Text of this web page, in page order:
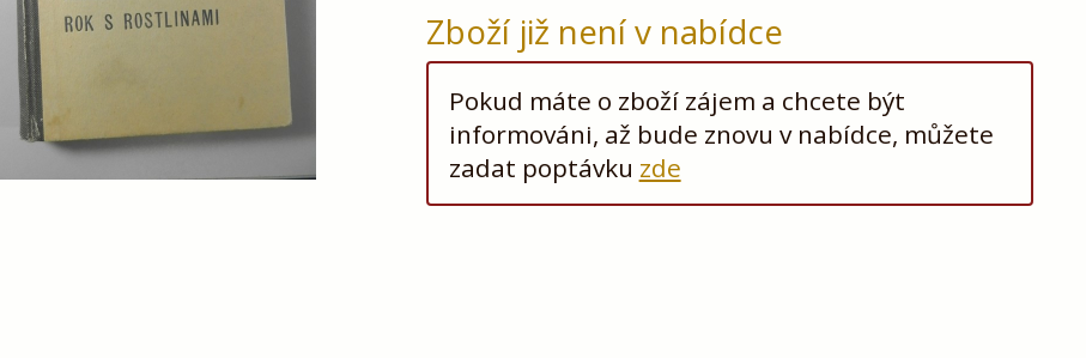
Zboží již není v nabídce
Pokud máte o zboží zájem a chcete být
informováni, až bude znovu v nabídce, můžete
zadat poptávku zde